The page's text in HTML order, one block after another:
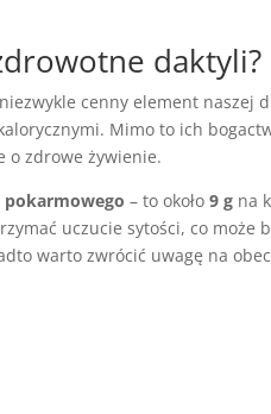
daktyli?
cenny element naszej
Mimo to ich
o zdrowe żywienie.
pokarmowego – to około9 g na
uczucie sytości, co może
warto zwrócić uwagę na